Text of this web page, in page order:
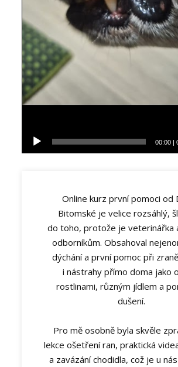
00:00|
Online kurz první pomoci od
Bitomské je velice rozsáhlý,
do toho, protože je veterinářka
odborníkům. Obsahoval
dýchání a první pomoc při
i nástrahy přímo doma jako
rostlinami, různým jídlem a
dušení.
Pro mě osobně byla skvěle
lekce ošetření ran, praktická
a zavázání chodidla, což je u